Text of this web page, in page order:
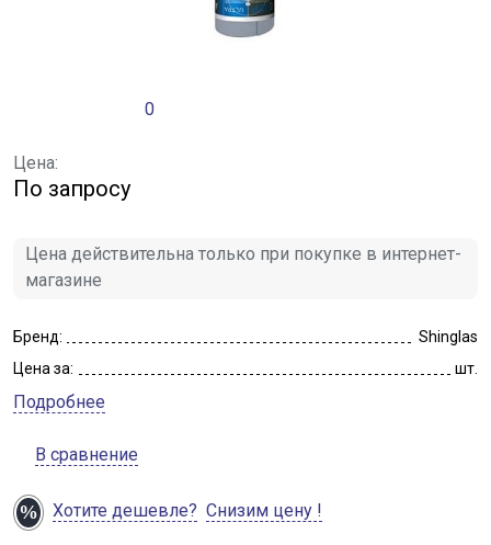
0
Цена:
По запросу
Цена действительна только при покупке в интернет-
магазине
Бренд:
Shinglas
Цена за:
шт.
Подробнее
В сравнение
Хотите дешевле? Снизим цену !